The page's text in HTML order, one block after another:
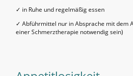
✓ in Ruhe und regelmäßig essen
✓ Abführmittel nur in Absprache mit dem
einer Schmerztherapie notwendig sein)